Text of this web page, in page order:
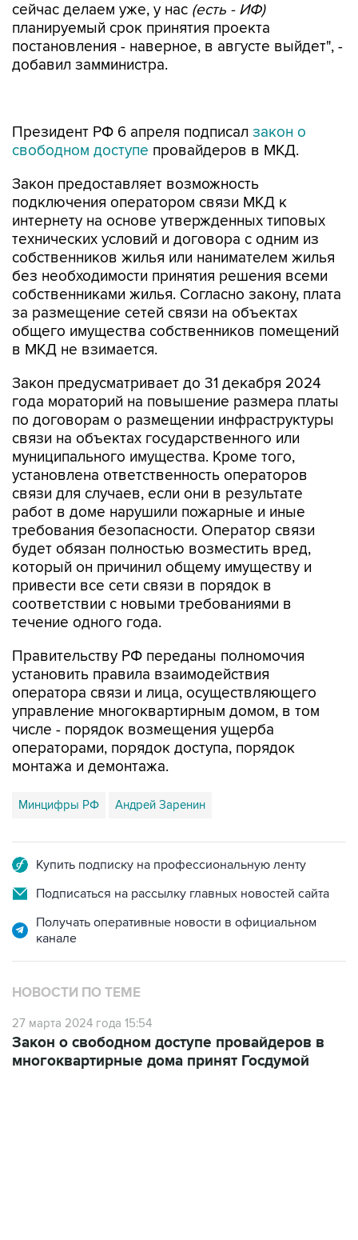
сейчас делаем уже, у нас (есть - ИФ)
планируемый срок принятия проекта
постановления - наверное, в августе выйдет", -
добавил замминистра.
Закон предоставляет возможность
интернету на основе утвержденных типовых
технических условий и договора с одним из
собственников жилья или нанимателем жилья
без необходимости принятия решения всеми
собственниками жилья. Согласно закону, плата
за размещение сетей связи на объектах
общего имущества собственников помещений
в МКД не взимается.
Закон предусматривает до 31 декабря 2024
по договорам о размещении инфраструктуры
связи на объектах государственного или
муниципального имущества. Кроме того,
установлена ответственность операторов
связи для случаев, если они в результате
работ в доме нарушили пожарные и иные
требования безопасности. Оператор связи
будет обязан полностью возместить вред,
который он причинил общему имуществу и
привести все сети связи в порядок в
соответствии с новыми требованиями в
течение одного года.
Правительству РФ переданы полномочия
оператора связи и лица, осуществляющего
управление многоквартирным домом, в том
числе - порядок возмещения ущерба
операторами, порядок доступа, порядок
монтажа и демонтажа.
Минцифры РФ Андрей Заренин
Подписаться на рассылку главных новостей сайта
Получать оперативные новости в официальном
НОВОСТИ ПО ТЕМЕ
27 марта 2024 года 15:54
многоквартирные дома принят Госдумой